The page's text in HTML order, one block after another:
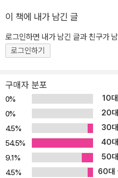
이 책에 내가 남긴 글
로그인하면 내가 남긴 글과 친구가
로그인하기
구매자 분포
0% 10대
0%
20대
4.5%
30대
54.5%
40대
9.1%
50대
4.5%
60대